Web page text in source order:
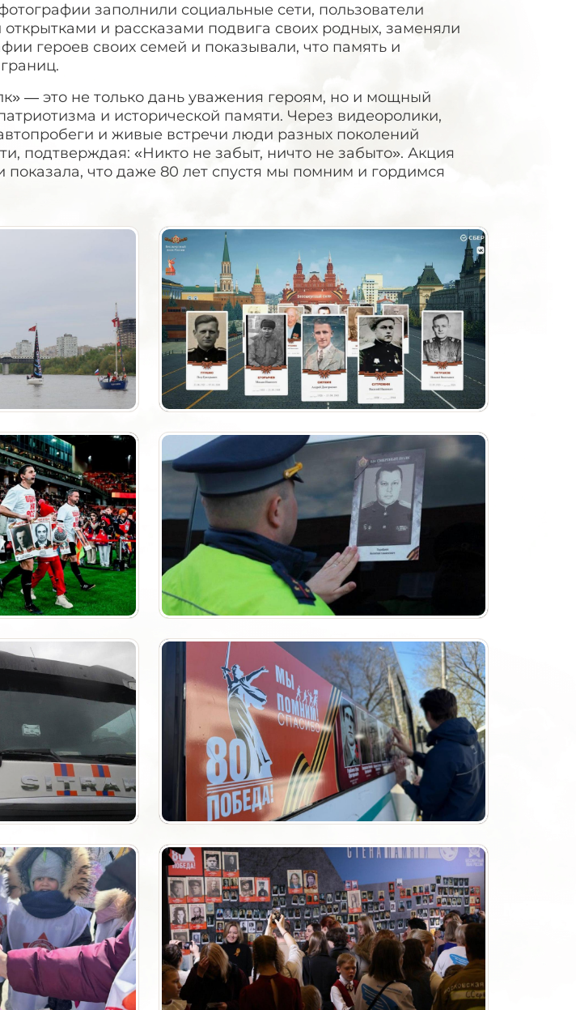
заполнили социальные сети, пользователи
и рассказами подвига своих родных, заменяли
героев своих семей и показывали, что память и
— это не только дань уважения героям, но и мощный
и исторической памяти. Через видеоролики,
и живые встречи люди разных поколений
подтверждая: «Никто не забыт, ничто не забыто». Акция
показала, что даже 80 лет спустя мы помним и гордимся